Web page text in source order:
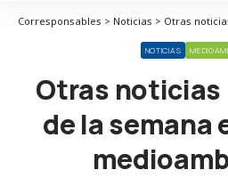
NOTICIAS
Otras noticias
de la semana